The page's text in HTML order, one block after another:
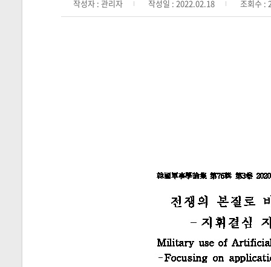
작성자 : 관리자 작성일 : 2022.02.18 조회수 :